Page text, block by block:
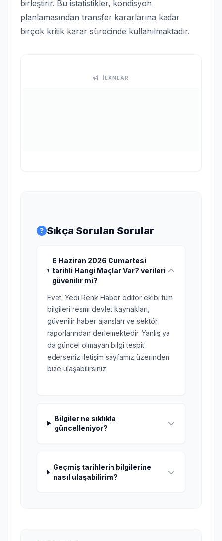
birleştirir. Bu istatistikler, kondisyon
planlamasından transfer kararlarına kadar
birçok kritik karar sürecinde kullanılmaktadır.
İLANLAR
Sıkça Sorulan Sorular
6 Haziran 2026 Cumartesi
tarihli Hangi Maçlar Var? verileri
güvenilir mi?
Evet. Yedi Renk Haber editör ekibi tüm
bilgileri resmi devlet kaynakları,
güvenilir haber ajansları ve sektör
raporlarından derlemektedir. Yanlış ya
da güncel olmayan bilgi tespit
ederseniz iletişim sayfamız üzerinden
bize ulaşabilirsiniz.
Bilgiler ne sıklıkla
güncelleniyor?
Geçmiş tarihlerin bilgilerine
nasıl ulaşabilirim?